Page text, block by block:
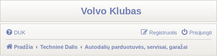
Volvo Klubas
DUK Prisijungti
Registruotis
Pradžia Techninė Dalis Autodalių parduotuvės, servisai, garažai